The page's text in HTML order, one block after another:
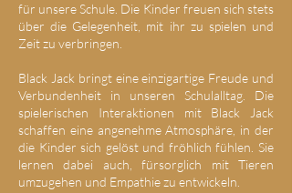
für unsere Schule. Die Kinder freuen sich stets
über die Gelegenheit, mit ihr zu spielen und
Zeit zu verbringen.
Black Jack bringt eine einzigartige Freude und
Verbundenheit in unseren Schulalltag. Die
spielerischen Interaktionen mit Black Jack
schaffen eine angenehme Atmosphäre, in der
die Kinder sich gelöst und fröhlich fühlen. Sie
lernen dabei auch, fürsorglich mit Tieren
umzugehen und Empathie zu entwickeln.